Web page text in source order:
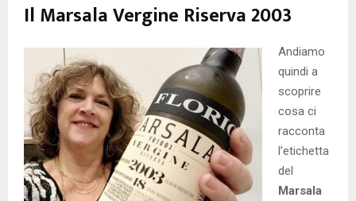
Il Marsala Vergine Riserva 2003
Andiamo
quindi a
scoprire
cosa ci
racconta
l’etichetta
del
Marsala